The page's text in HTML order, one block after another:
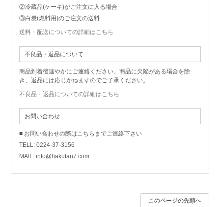
②冷蔵品(ケーキ)がご注文に入る場合
③白炭(燃料用)のご注文の送料
送料・配送についての詳細はこちら
不良品・返品について
商品到着後速やかにご連絡ください。商品に欠陥がある場合を除
き、返品には応じかねますのでご了承ください。
不良品・返品についての詳細はこちら
お問い合わせ
■ お問い合わせの際はこちらまでご連絡下さい
TELL: 0224-37-3156
MAIL: info@hakutan7.com
このページの先頭へ